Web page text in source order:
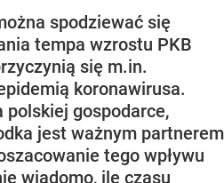
spodziewać się
tempa wzrostu PKB
się m.in.
koronawirusa.
polskiej gospodarce,
jest ważnym partnerem
tego wpływu
wiadomo, ile czasu